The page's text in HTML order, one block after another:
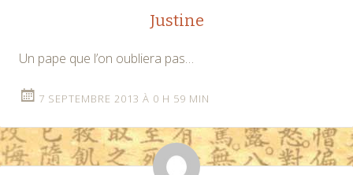
Justine
Un pape que l’on oubliera pas…
7 SEPTEMBRE 2013 À 0 H 59 MIN